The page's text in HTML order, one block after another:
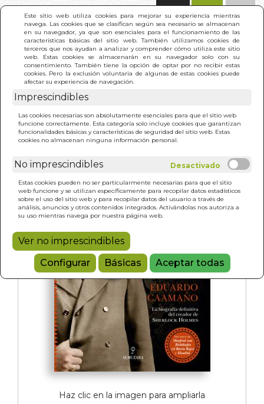
Este sitio web utiliza cookies para mejorar su experiencia mientras
navega. Las cookies que se clasifican según sea necesario se almacenan
en su navegador, ya que son esenciales para el funcionamiento de las
características básicas del sitio web. También utilizamos cookies de
terceros que nos ayudan a analizar y comprender cómo utiliza este sitio
web. Estas cookies se almacenarán en su navegador solo con su
consentimiento. También tiene la opción de optar por no recibir estas
cookies. Pero la exclusión voluntaria de algunas de estas cookies puede
afectar su experiencia de navegación.
Imprescindibles
Las cookies necesarias son absolutamente esenciales para que el sitio web
funcione correctamente. Esta categoría solo incluye cookies que garantizan
funcionalidades básicas y características de seguridad del sitio web. Estas
cookies no almacenan ninguna información personal.
No imprescindibles
Estas cookies pueden no ser particularmente necesarias para que el sitio
web funcione y se utilizan específicamente para recopilar datos estadísticos
sobre el uso del sitio web y para recopilar datos del usuario a través de
análisis, anuncios y otros contenidos integrados. Activándolas nos autoriza a
su uso mientras navega por nuestra página web.
Ver no imprescindibles
Configurar
Básicas Aceptar todas
INICIO > ARTHUR CONAN DOYLE
Haz clic en la imagen para ampliarla